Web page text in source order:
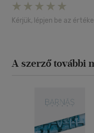
Kérjük, lépjen be az
A szerző további